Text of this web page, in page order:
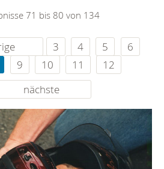
71 bis 80 von 134
3 4 5
6
9 10 11
12
nächste